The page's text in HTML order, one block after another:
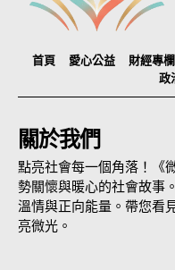
首頁 愛心公益 財經專欄
政
關於我們
點亮社會每一個角落！《
勢關懷與暖心的社會故事
溫情與正向能量。帶您看
亮微光。